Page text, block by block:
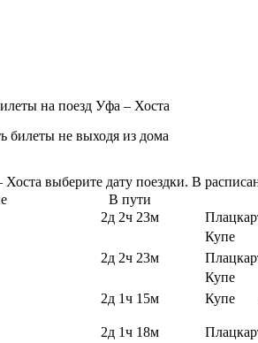
на поезд Уфа – Хоста
билеты не выходя из дома
выберите дату поездки. В
В пути
2д 2ч 23м
Купе
2д 2ч 23м
Купе
2д 1ч 15м Купе
2д 1ч 18м